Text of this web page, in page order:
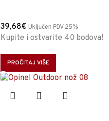
39,68€ Uključen PDV 25%
Kupite i ostvarite 40 bodova!
PROČITAJ VIŠE